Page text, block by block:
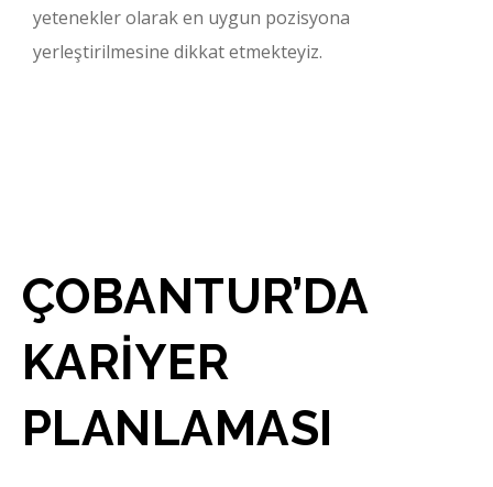
yetenekler olarak en uygun pozisyona
yerleştirilmesine dikkat etmekteyiz.
ÇOBANTUR’DA
KARİYER
PLANLAMASI